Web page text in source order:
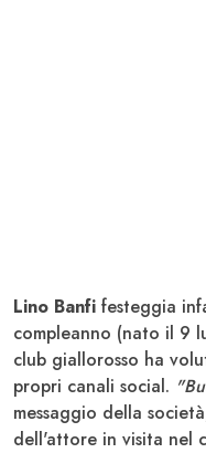
Lino Banfi festeggia
compleanno (nato il 9
club giallorosso ha
propri canali social.
messaggio della
dell'attore in visita nel